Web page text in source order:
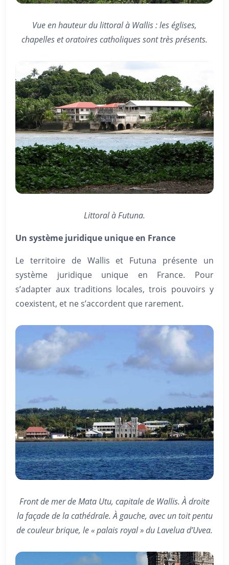
Vue en hauteur du littoral à Wallis : les églises,
chapelles et oratoires catholiques sont très présents.
Littoral à Futuna.
Un système juridique unique en France
Le territoire de Wallis et Futuna présente un
système juridique unique en France. Pour
s’adapter aux traditions locales, trois pouvoirs y
coexistent, et ne s’accordent que rarement.
Front de mer de Mata Utu, capitale de Wallis. À droite
la façade de la cathédrale. À gauche, avec un toit pentu
de couleur brique, le « palais royal » du Lavelua d’Uvea.